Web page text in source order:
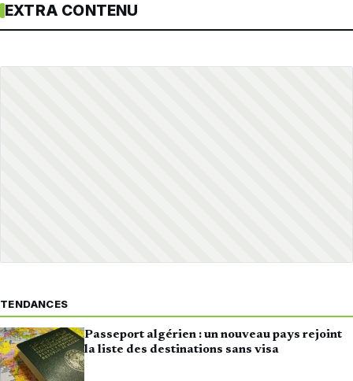
EXTRA CONTENU
TENDANCES
Passeport algérien : un nouveau pays rejoint
la liste des destinations sans visa